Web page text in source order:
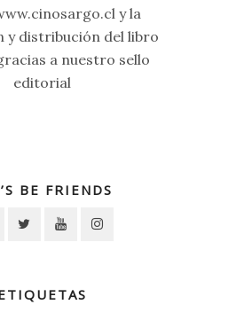
y la
y distribución del libro
a nuestro sello
editorial
BE FRIENDS